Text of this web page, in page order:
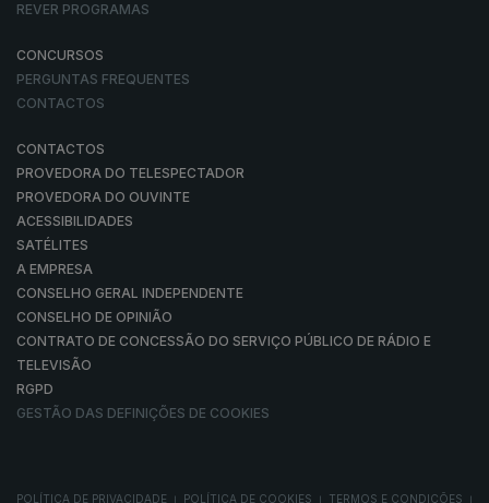
REVER PROGRAMAS
CONCURSOS
PERGUNTAS FREQUENTES
CONTACTOS
CONTACTOS
PROVEDORA DO TELESPECTADOR
PROVEDORA DO OUVINTE
ACESSIBILIDADES
SATÉLITES
A EMPRESA
CONSELHO GERAL INDEPENDENTE
CONSELHO DE OPINIÃO
CONTRATO DE CONCESSÃO DO SERVIÇO PÚBLICO DE RÁDIO E
TELEVISÃO
RGPD
GESTÃO DAS DEFINIÇÕES DE COOKIES
POLÍTICA DE PRIVACIDADE POLÍTICA DE COOKIES TERMOS E CONDIÇÕES